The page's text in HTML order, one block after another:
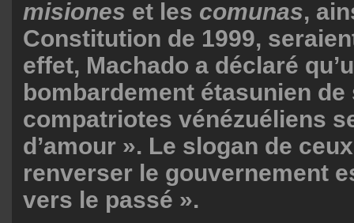
misiones et les comunas,
Constitution de 1999,
effet, Machado a déclaré
bombardement étasunien de
compatriotes vénézuéliens
d’amour ». Le slogan de
renverser le gouvernement
vers le passé ».